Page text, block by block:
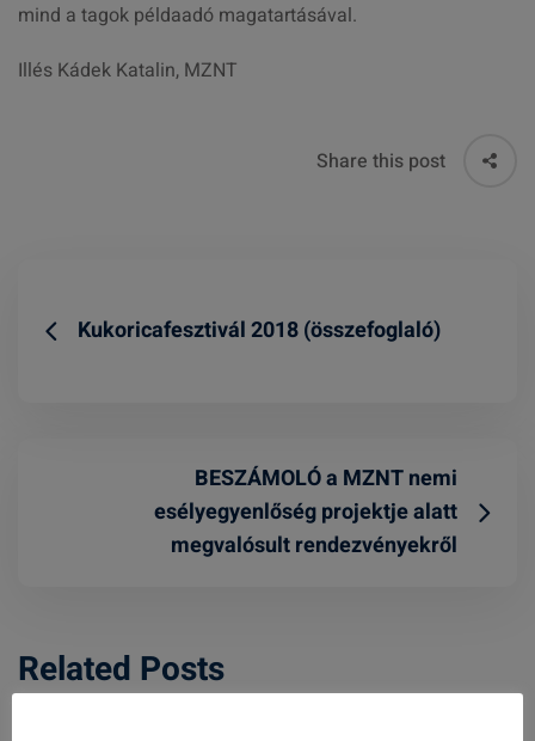
mind a tagok példaadó magatartásával.
Illés Kádek Katalin, MZNT
Share this post
Kukoricafesztivál 2018 (összefoglaló)
BESZÁMOLÓ a MZNT nemi
esélyegyenlőség projektje alatt
megvalósult rendezvényekről
Related Posts